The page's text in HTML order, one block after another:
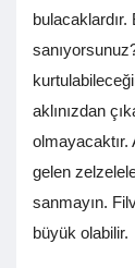
bulacaklardır.
aklınızdan
olmayacaktır.
gelen
sanmayın.
büyük olabilir.